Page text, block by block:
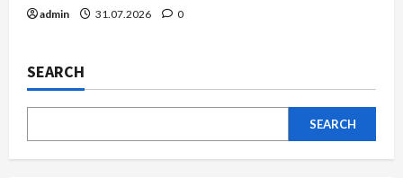
admin 31.07.2026 0
SEARCH
SEARCH